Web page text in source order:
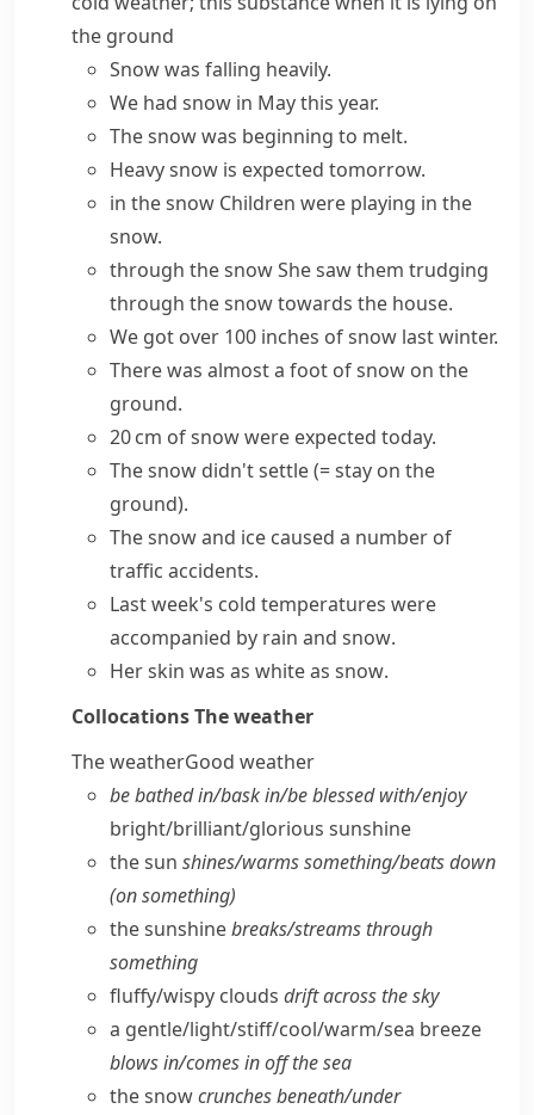
the ground
Snow was falling heavily.
We had snow in May this year.
The snow was beginning to melt.
Heavy snow is expected tomorrow.
in the snow Children were playing in the
snow.
through the snowShe saw them trudging
through the snow towards the house.
We got over 100 inches of snow last winter.
There was almost a foot of snow on the
ground.
20 cm of snow were expected today.
The snow didn't settle(= stay on the
ground).
Thesnow and ice caused a number of
traffic accidents.
Last week's cold temperatures were
accompanied by rain and snow.
Her skin was as white as snow.
CollocationsThe weather
The weatherGood weather
be bathed in/​bask in/​be blessed with/​enjoy
bright/​brilliant/​glorious sunshine
the sun shines/​warms something/​beats down
(on something)
the sunshinebreaks/​streams through
something
fluffy/​wispy clouds drift across the sky
a gentle/​light/​stiff/​cool/​warm/​sea breeze
blows in/​comes in off the sea
the snowcrunches beneath/​under